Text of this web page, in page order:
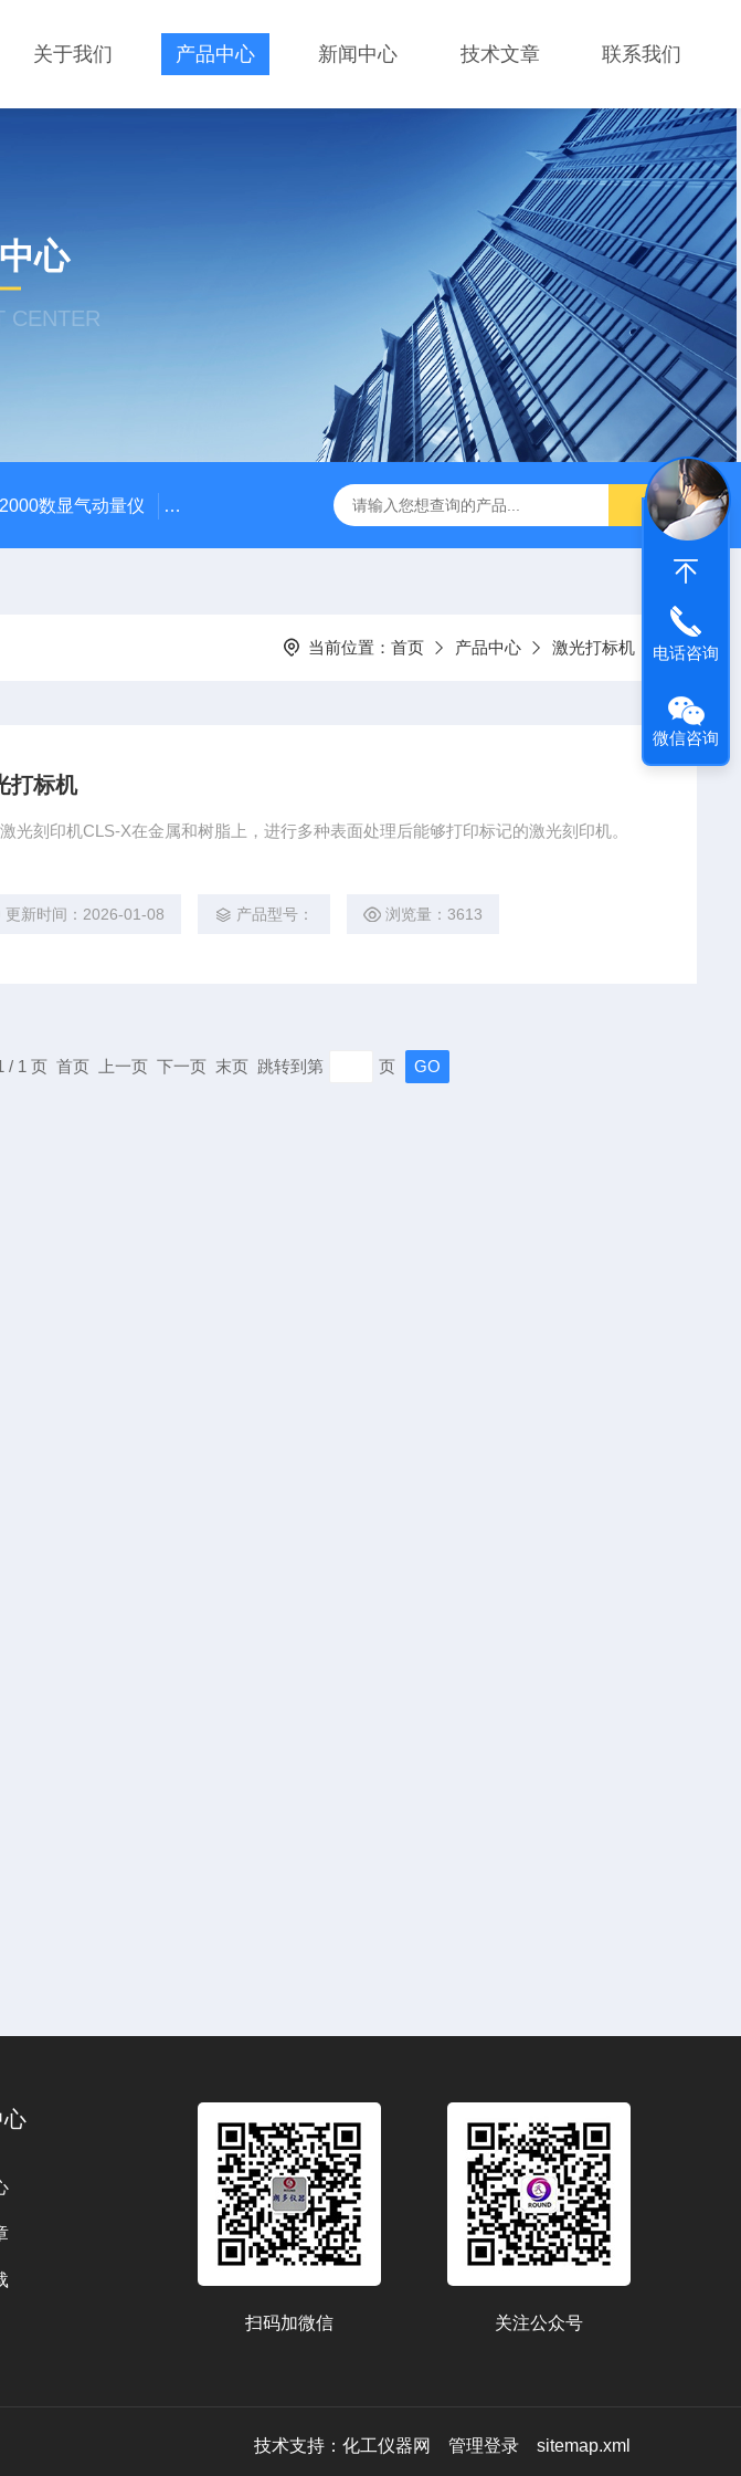
关于我们 产品中心 新闻中心 技术文章 联系我们
心
CENTER
数显气动量仪 TOSOK气动量仪CAG2000 X-MET8000手持式X荧光光谱仪
当前位置： 首页 产品中心 激光打标机
打标机
光刻印机CLS-X在金属和树脂上，进行多种表面处理后能够打印标记的激光刻印机。
更新时间：2026-01-08 产品型号： 浏览量：3613
/ 1 页 首页 上一页 下一页 末页 跳转到第 页
心
关注公众号
扫码加微信
技术支持： 化工仪器网 管理登录 sitemap.xml
电话咨询
微信咨询